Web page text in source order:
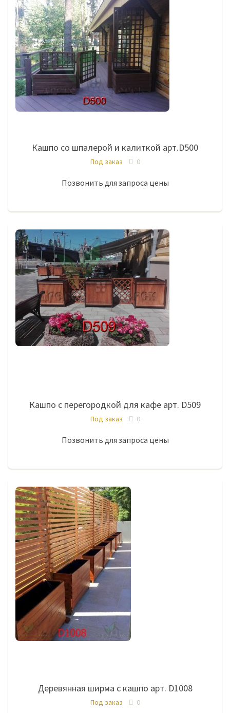
Кашпо со шпалерой и калиткой арт.D500
Под заказ 0
Позвонить для запроса цены
Кашпо с перегородкой для кафе арт. D509
Под заказ 0
Позвонить для запроса цены
Деревянная ширма с кашпо арт. D1008
Под заказ 0